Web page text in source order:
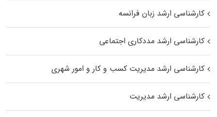
کارشناسی ارشد زبان فرانسه
کارشناسی ارشد مددکاری اجتماعی
کارشناسی ارشد مدیریت کسب و کار و امور شهری
کارشناسی ارشد مدیریت